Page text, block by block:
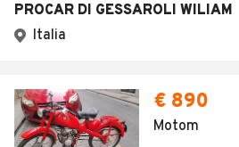
PROCAR DI GESSAROLI WILIAM
Italia
€ 890
Motom